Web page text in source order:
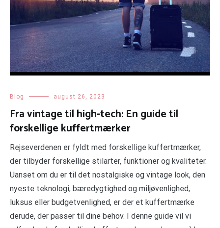
Blog august 26, 2023
Fra vintage til high-tech: En guide til
forskellige kuffertmærker
Rejseverdenen er fyldt med forskellige kuffertmærker,
der tilbyder forskellige stilarter, funktioner og kvaliteter.
Uanset om du er til det nostalgiske og vintage look, den
nyeste teknologi, bæredygtighed og miljøvenlighed,
luksus eller budgetvenlighed, er der et kuffertmærke
derude, der passer til dine behov. I denne guide vil vi